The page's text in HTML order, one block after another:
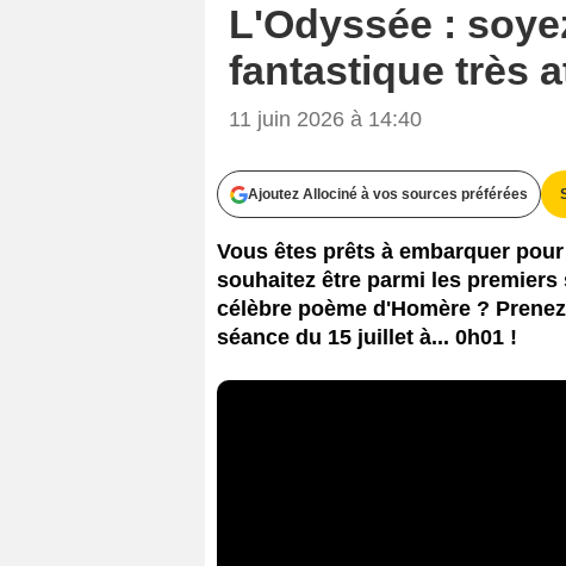
L'Odyssée :
fantastique très
11 juin 2026 à 14:40
Ajoutez Allociné à vos sources préférées
Vous êtes prêts à embarquer
souhaitez être parmi les
célèbre poème d'Homère ?
séance du 15 juillet à... 0h01 !